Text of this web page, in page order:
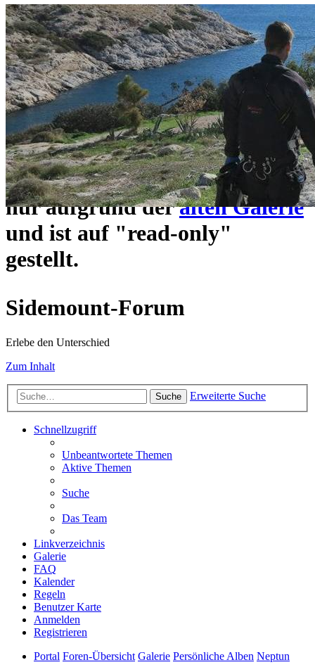
Das Sidemount-Forum ist auf
ein neues Forensystem
umgezogen und wie gewohnt
unterhttps://www.sidemount-
forum.comerreichbar.
Das alte Forum hier existiert
nur aufgrund deralten Galerie
und ist auf "read-only"
gestellt.
Sidemount-Forum
Erlebe den Unterschied
Zum Inhalt
Suche Erweiterte Suche
Schnellzugriff
Unbeantwortete Themen
Aktive Themen
Suche
Das Team
Linkverzeichnis
Galerie
FAQ
Kalender
Regeln
Benutzer Karte
Anmelden
Registrieren
Portal Foren-Übersicht Galerie Persönliche Alben Neptun